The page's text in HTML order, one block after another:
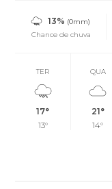
13% (0mm)
Chance de chuva
TER
17°
13°
QUA
21°
14°